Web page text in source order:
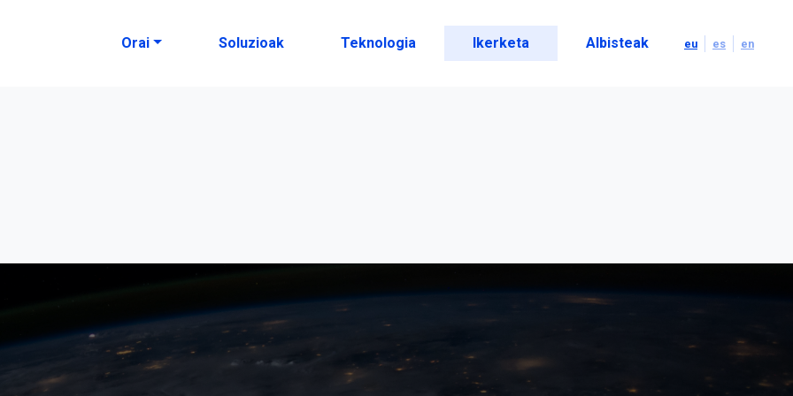
Orai Soluzioak Teknologia Ikerketa Albisteak eu es en